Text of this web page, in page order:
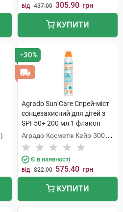
від 437.00 305.90 грн
КУПИТИ
−30%
Agrado Sun Care Спрей-міст
сонцезахисний для дітей з
SPF50+ 200 мл 1 флакон
Аградо Косметік Кейр 3000
С.Л.У.
Є в наявності
від 822.00 575.40 грн
КУПИТИ